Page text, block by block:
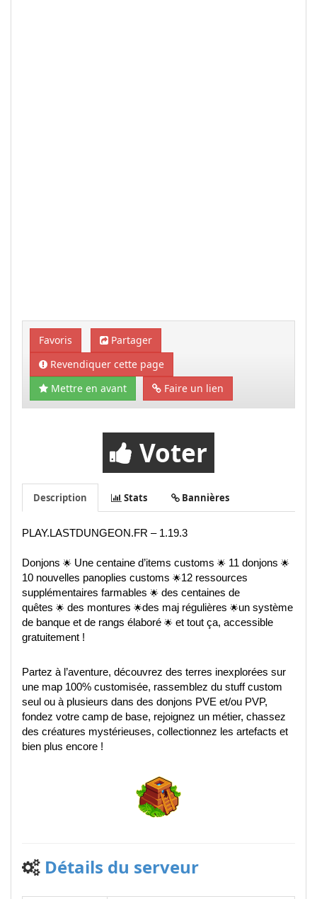
Favoris
Partager
Revendiquer cette page
Mettre en avant
Faire un lien
Voter
Description Stats Bannières
PLAY.LASTDUNGEON.FR – 1.19.3
Donjons 🌟 Une centaine d’items customs 🌟 11 donjons 🌟
10 nouvelles panoplies customs 🌟12 ressources
supplémentaires farmables 🌟 des centaines de
quêtes 🌟 des montures 🌟des maj régulières 🌟un système
de banque et de rangs élaboré 🌟 et tout ça, accessible
gratuitement !
Partez à l’aventure, découvrez des terres inexplorées sur
une map 100% customisée, rassemblez du stuff custom
seul ou à plusieurs dans des donjons PVE et/ou PVP,
fondez votre camp de base, rejoignez un métier, chassez
des créatures mystérieuses, collectionnez les artefacts et
bien plus encore !
Détails du serveur